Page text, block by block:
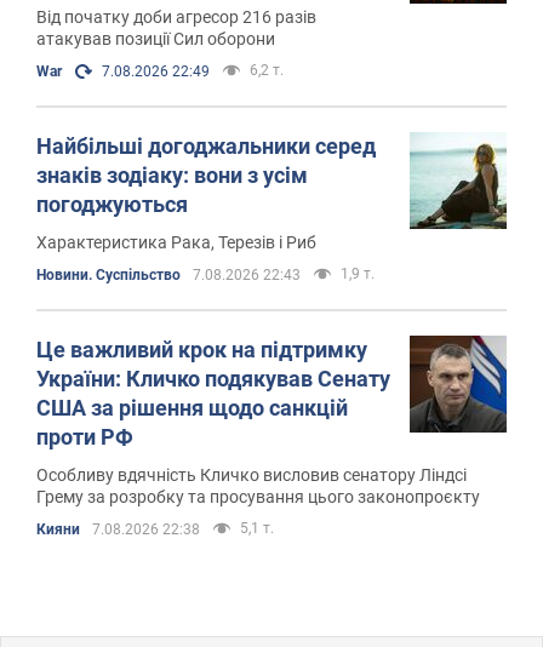
Від початку доби агресор 216 разів
атакував позиції Сил оборони
War 7.08.2026 22:49 6,2 т.
Найбільші догоджальники серед
знаків зодіаку: вони з усім
погоджуються
Характеристика Рака, Терезів і Риб
Новини. Суспільство 7.08.2026 22:43 1,9 т.
Це важливий крок на підтримку
України: Кличко подякував Сенату
США за рішення щодо санкцій
проти РФ
Особливу вдячність Кличко висловив сенатору Ліндсі
Грему за розробку та просування цього законопроєкту
Кияни 7.08.2026 22:38 5,1 т.